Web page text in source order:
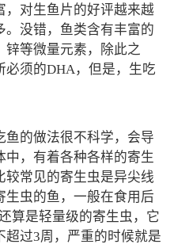
对生鱼片的好评越来越
。没错，鱼类含有丰富的
锌等微量元素，除此之
必须的DHA，但是，生吃
的做法很不科学，会导
，有着各种各样的寄生
较常见的寄生虫是异尖线
生虫的鱼，一般在食用后
算是轻量级的寄生虫，它
过3周，严重的时候就是